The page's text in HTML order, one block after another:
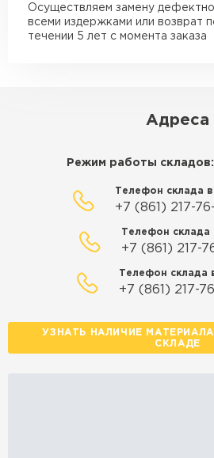
макс. длина груза 10 м
Манипулятор до 15 тн
Осуществляем замену
всеми издержками или возврат
течении 5 лет с момента заказа
Адреса
Режим работы
Телефон склада
+7 (861) 217-
Телефон склада
+7 (861) 217-
Телефон склада
+7 (861) 217-
УЗНАТЬ НАЛИЧИЕ
СКЛАДЕ